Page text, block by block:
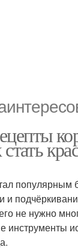
популярным
и
не нужно
инструменты